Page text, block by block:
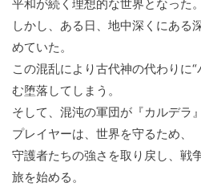
平和が続く理想的な世界となった。
しかし、ある日、地中深くにある
めていた。
この混乱により古代神の代わりに
む堕落してしまう。
そして、混沌の軍団が『カルデラ
プレイヤーは、世界を守るため、
守護者たちの強さを取り戻し、戦
旅を始める。